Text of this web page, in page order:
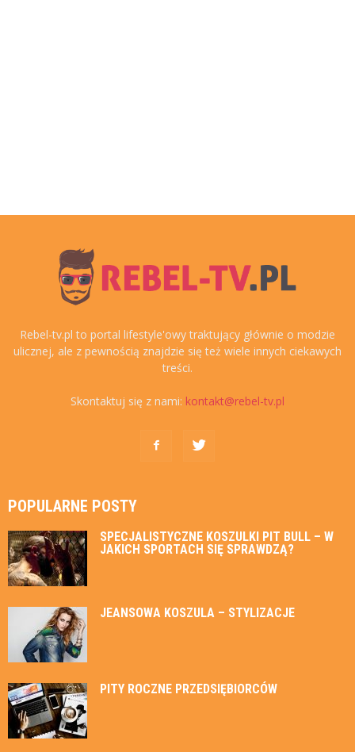
Rebel-tv.pl to portal lifestyle'owy traktujący głównie o modzie
ulicznej, ale z pewnością znajdzie się też wiele innych ciekawych
treści.
Skontaktuj się z nami: kontakt@rebel-tv.pl
POPULARNE POSTY
SPECJALISTYCZNE KOSZULKI PIT BULL – W
JAKICH SPORTACH SIĘ SPRAWDZĄ?
JEANSOWA KOSZULA – STYLIZACJE
PITY ROCZNE PRZEDSIĘBIORCÓW